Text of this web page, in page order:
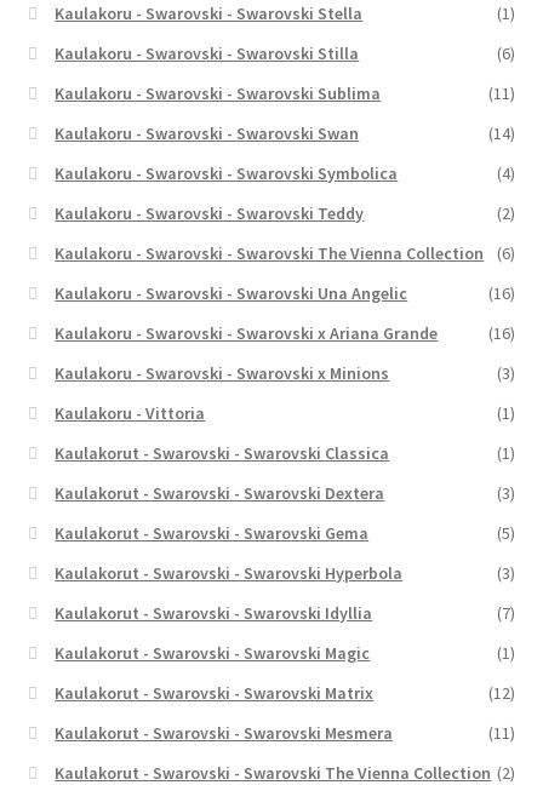
Kaulakoru - Swarovski - Swarovski Stella
(1)
Kaulakoru - Swarovski - Swarovski Stilla
(6)
Kaulakoru - Swarovski - Swarovski Sublima
(11)
Kaulakoru - Swarovski - Swarovski Swan
(14)
Kaulakoru - Swarovski - Swarovski Symbolica
(4)
Kaulakoru - Swarovski - Swarovski Teddy
(2)
Kaulakoru - Swarovski - Swarovski The Vienna Collection
(6)
Kaulakoru - Swarovski - Swarovski Una Angelic
(16)
Kaulakoru - Swarovski - Swarovski x Ariana Grande
(16)
Kaulakoru - Swarovski - Swarovski x Minions
(3)
Kaulakoru - Vittoria
(1)
Kaulakorut - Swarovski - Swarovski Classica
(1)
Kaulakorut - Swarovski - Swarovski Dextera
(3)
Kaulakorut - Swarovski - Swarovski Gema
(5)
Kaulakorut - Swarovski - Swarovski Hyperbola
(3)
Kaulakorut - Swarovski - Swarovski Idyllia
(7)
Kaulakorut - Swarovski - Swarovski Magic
(1)
Kaulakorut - Swarovski - Swarovski Matrix
(12)
Kaulakorut - Swarovski - Swarovski Mesmera
(11)
Kaulakorut - Swarovski - Swarovski The Vienna Collection (2)